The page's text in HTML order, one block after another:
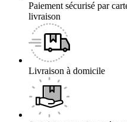
Paiement sécurisé par
livraison
Livraison à domicile